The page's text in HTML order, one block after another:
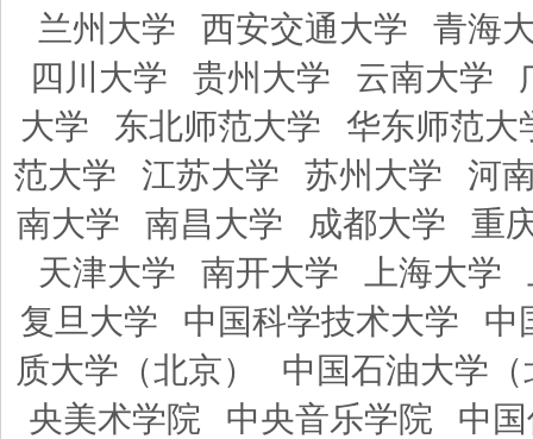
兰州大学
西安交通大学
青海
四川大学
贵州大学 云南大学
大学
东北师范大学
华东师范大
范大学
江苏大学 苏州大学
河
南大学
南昌大学 成都大学
重
天津大学
南开大学 上海大学
复旦大学
中国科学技术大学
中
质大学（北京）
中国石油大学（
央美术学院
中央音乐学院
中